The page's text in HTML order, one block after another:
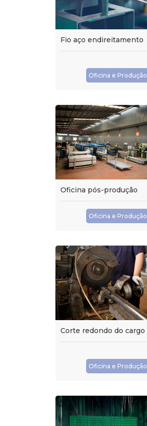
Fio aço endireitamento
Oficina e Produção
Oficina pós-produção
Oficina e Produção
Corte redondo do cargo
Oficina e Produção